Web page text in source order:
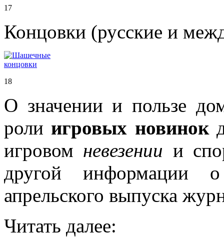
17
Концовки (русские и
18
О значении и пользе
роли игровых новинок
игровом невезении и
другой информации
апрельского выпуска
Читать далее: